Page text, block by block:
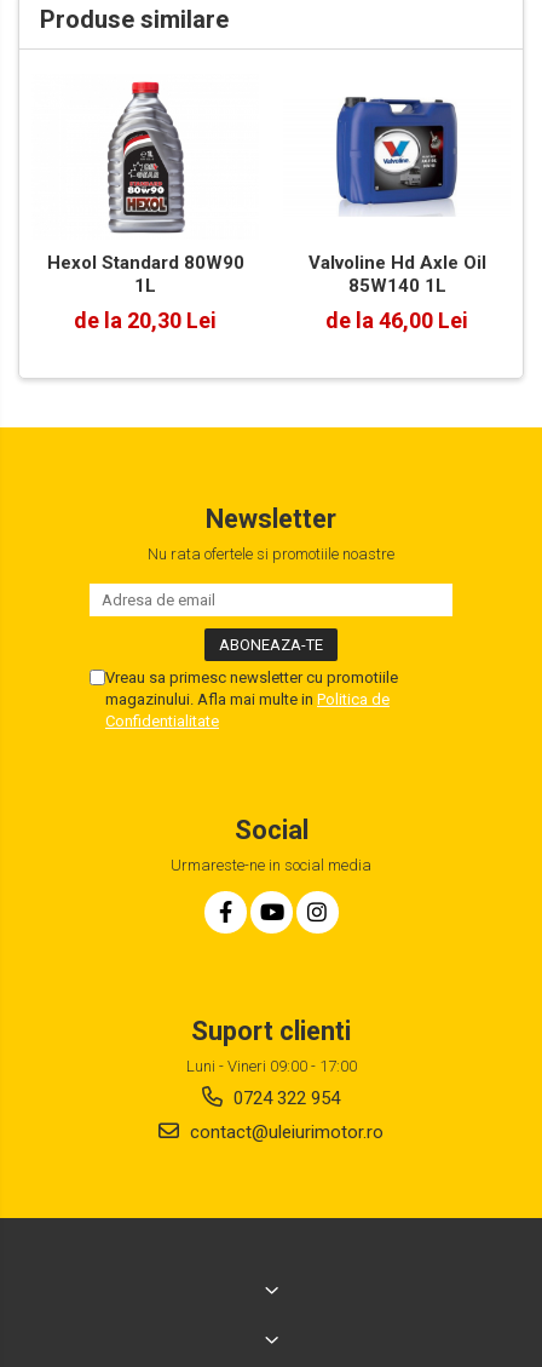
Produse similare
Hexol Standard 80W90
1L
de la 20,30 Lei
Valvoline Hd Axle Oil
85W140 1L
de la 46,00 Lei
Newsletter
Nu rata ofertele si promotiile noastre
Vreau sa primesc newsletter cu promotiile
magazinului. Afla mai multe in Politica de
Confidentialitate
Social
Urmareste-ne in social media
Suport clienti
Luni - Vineri 09:00 - 17:00
0724 322 954
contact@uleiurimotor.ro